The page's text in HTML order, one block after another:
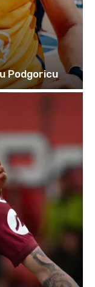
Podgoricu